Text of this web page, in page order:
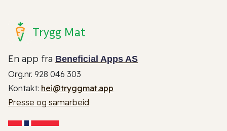
Trygg Mat
En app fra Beneficial Apps AS
Org.nr. 928 046 303
Kontakt: hei@tryggmat.app
Presse og samarbeid